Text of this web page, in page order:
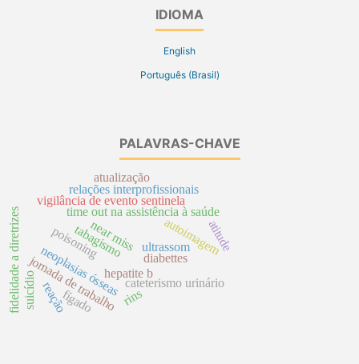
IDIOMA
English
Português (Brasil)
PALAVRAS-CHAVE
hepatite b
neoplasias ósseas
poisoning ultrassom
cateterismo urinário
near miss
time out na assistência à saúde
vigilância de evento sentinela
fidelidade a diretrizesjornada de trabalho
autoimagem
relações interprofissionais
suicídio reação
diabettes
fígado rins
atualização
atitude
tabagismo